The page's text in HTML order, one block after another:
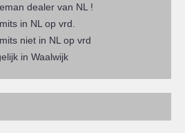
dealer van NL !
in NL op vrd.
niet in NL op vrd
in Waalwijk